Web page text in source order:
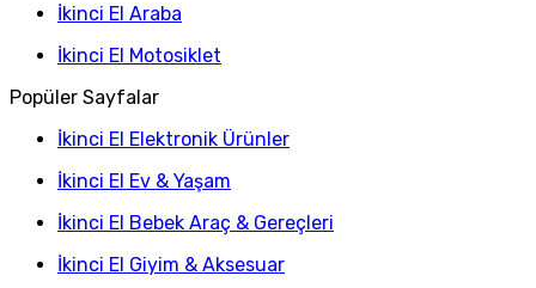
İkinci El Araba
İkinci El Motosiklet
Popüler Sayfalar
İkinci El Elektronik Ürünler
İkinci El Ev & Yaşam
İkinci El Bebek Araç & Gereçleri
İkinci El Giyim & Aksesuar